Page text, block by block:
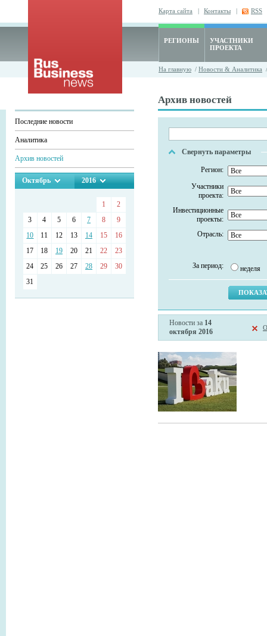
Карта сайта | Контакты | RSS
РЕГИОНЫ
УЧАСТНИКИ
ПРОЕКТА
На главную / Новости & Аналитика
Последние новости
Аналитика
Архив новостей
Октябрь 2016
1
2
3
4 5 6 7 8
9
10
11 12 13 14 15
16
17
18 19 20 21 22
23
24
25 26 27 28 29
30
31
Архив новостей
Свернуть параметры
Регион:
Участники
проекта:
Инвестиционные
проекты:
Отрасль:
За период: неделя
Новости за 14
октября 2016